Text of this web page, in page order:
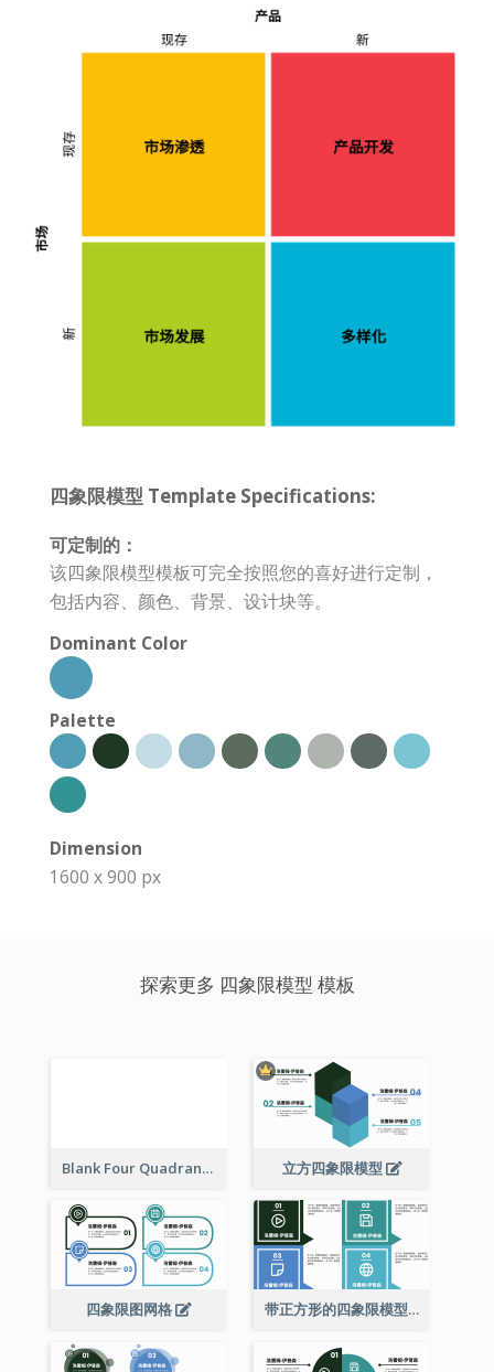
四象限模型 Template Specifications:
可定制的：
该四象限模型模板可完全按照您的喜好进行定制，
包括内容、颜色、背景、设计块等。
Dominant Color
Palette
Dimension
1600 x 900 px
探索更多 四象限模型 模板
Blank Four Quadrant Model 立方四象限模型
四象限图网格 带正方形的四象限模型